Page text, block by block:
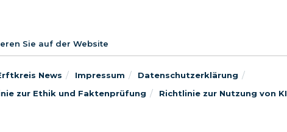
Sie auf der Website
News Impressum
Datenschutzerklärung
zur Ethik und Faktenprüfung
Richtlinie zur Nutzung von KI